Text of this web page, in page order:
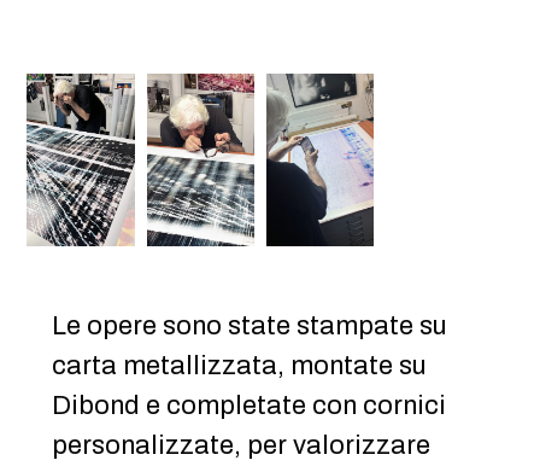
Le opere sono state stampate su
carta metallizzata, montate su
Dibond e completate con cornici
personalizzate, per valorizzare